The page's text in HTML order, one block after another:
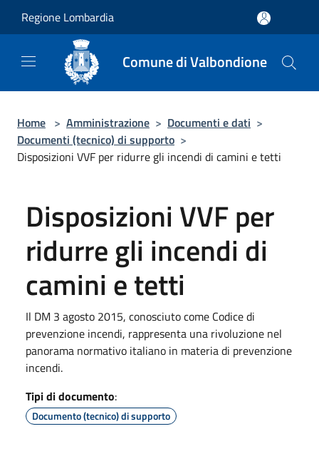
Regione Lombardia
Comune di Valbondione
Home > Amministrazione > Documenti e dati >
Documenti (tecnico) di supporto >
Disposizioni VVF per ridurre gli incendi di camini e tetti
Disposizioni VVF per
ridurre gli incendi di
camini e tetti
Il DM 3 agosto 2015, conosciuto come Codice di
prevenzione incendi, rappresenta una rivoluzione nel
panorama normativo italiano in materia di prevenzione
incendi.
Tipi di documento:
Documento (tecnico) di supporto